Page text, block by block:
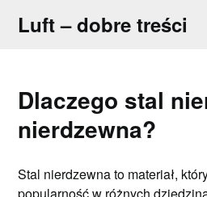
Luft – dobre treści
Dlaczego stal
nierdzewna?
Stal nierdzewna to materiał,